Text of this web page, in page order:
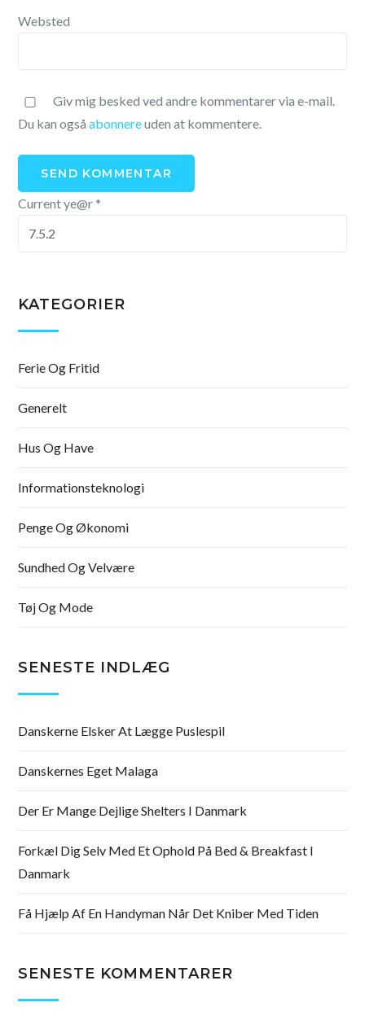
Websted
Giv mig besked ved andre kommentarer via e-mail.
Du kan ogsåabonnereuden at kommentere.
Current ye@r*
KATEGORIER
Ferie Og Fritid
Generelt
Hus Og Have
Informationsteknologi
Penge Og Økonomi
Sundhed Og Velvære
Tøj Og Mode
SENESTE INDLÆG
Danskerne Elsker At Lægge Puslespil
Danskernes Eget Malaga
Der Er Mange Dejlige Shelters I Danmark
Forkæl Dig Selv Med Et Ophold På Bed & Breakfast I
Danmark
Få Hjælp Af En Handyman Når Det Kniber Med Tiden
SENESTE KOMMENTARER